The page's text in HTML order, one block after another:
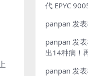
代 EPYC
panpan 发
panpan 发
出14种病！
panpan 发